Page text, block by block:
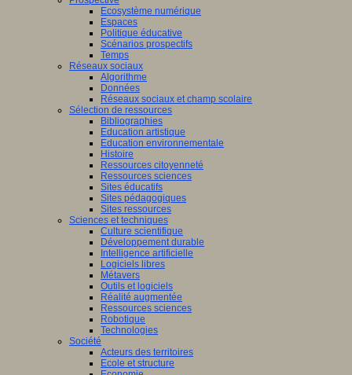
Ecosystème numérique
Espaces
Politique éducative
Scénarios prospectifs
Temps
Réseaux sociaux
Algorithme
Données
Réseaux sociaux et champ scolaire
Sélection de ressources
Bibliographies
Education artistique
Education environnementale
Histoire
Ressources citoyenneté
Ressources sciences
Sites éducatifs
Sites pédagogiques
Sites ressources
Sciences et techniques
Culture scientifique
Développement durable
Intelligence artificielle
Logiciels libres
Métavers
Outils et logiciels
Réalité augmentée
Ressources sciences
Robotique
Technologies
Société
Acteurs des territoires
Ecole et structure